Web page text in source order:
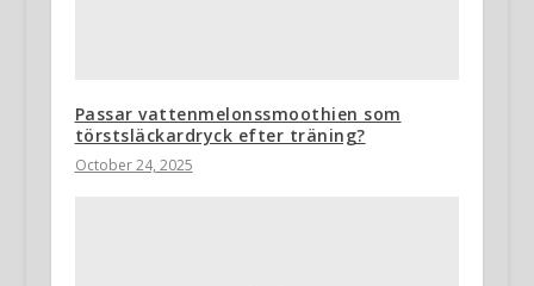
Passar vattenmelonssmoothien som
törstsläckardryck efter träning?
October 24, 2025